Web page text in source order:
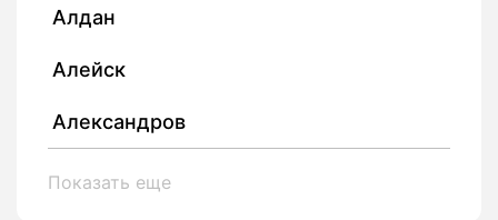
Алдан
Алейск
Александров
Показать еще